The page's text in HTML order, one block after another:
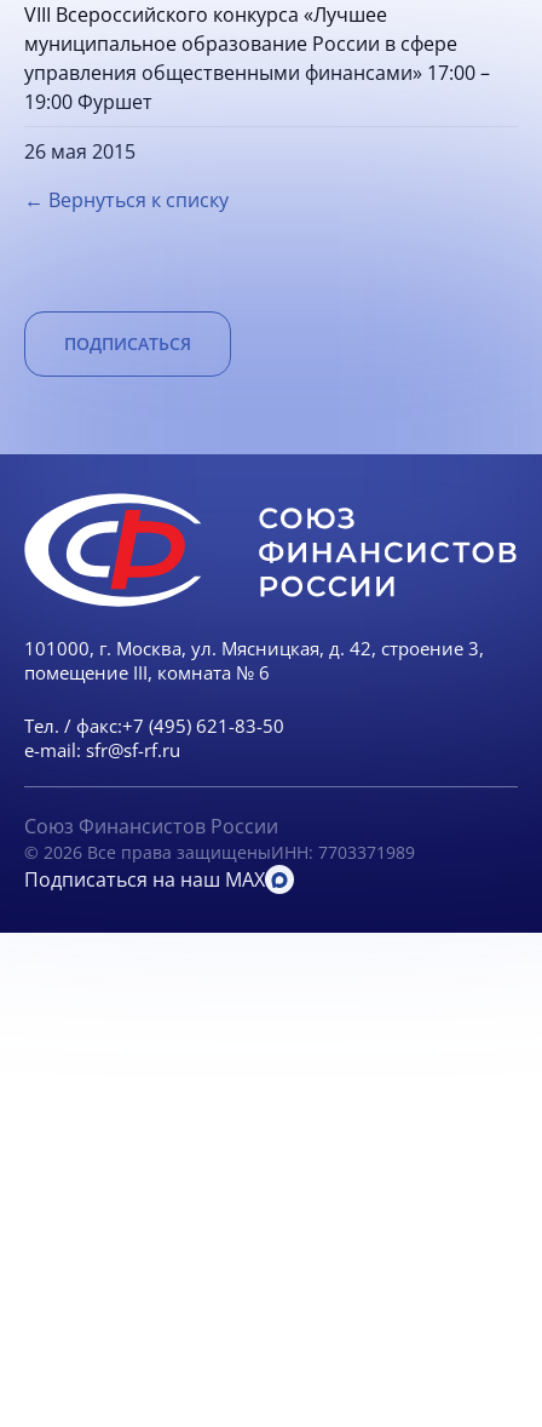
VIII Всероссийского конкурса «Лучшее
муниципальное образование России в сфере
управления общественными финансами» 17:00 –
19:00 Фуршет
26 мая 2015
← Вернуться к списку
ПОДПИСАТЬСЯ
101000, г. Москва, ул. Мясницкая, д. 42, строение 3,
помещение III, комната № 6
Тел. / факс:+7 (495) 621-83-50
e-mail: sfr@sf-rf.ru
Союз Финансистов России
© 2026 Все права защищеныИНН: 7703371989
Подписаться на наш MAX